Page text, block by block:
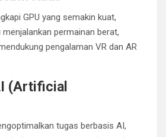
GPU yang semakin kuat,
permainan berat,
pengalaman VR dan AR
(Artificial
tugas berbasis AI,